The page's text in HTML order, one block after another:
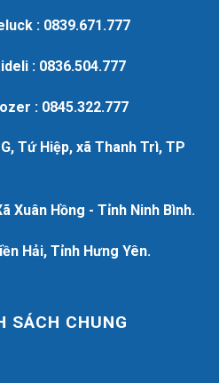
: 0839.671.777
: 0836.504.777
: 0845.322.777
Tứ Hiệp, xã Thanh Trì, TP
Xuân Hồng - Tỉnh Ninh Bình.
Hải, Tỉnh Hưng Yên.
SÁCH CHUNG